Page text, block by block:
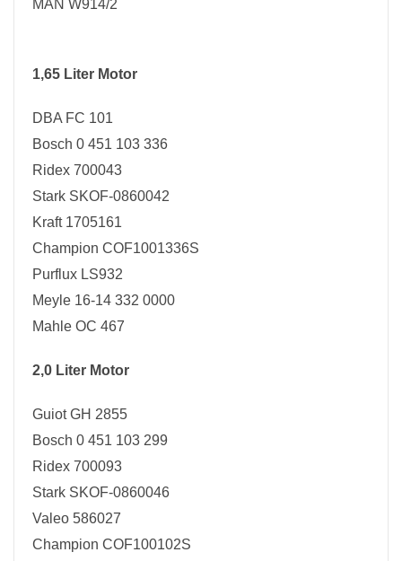
MAN W914/2
1,65 Liter Motor
DBA FC 101
Bosch 0 451 103 336
Ridex 700043
Stark SKOF-0860042
Kraft 1705161
Champion COF1001336S
Purflux LS932
Meyle 16-14 332 0000
Mahle OC 467
2,0 Liter Motor
Guiot GH 2855
Bosch 0 451 103 299
Ridex 700093
Stark SKOF-0860046
Valeo 586027
Champion COF100102S